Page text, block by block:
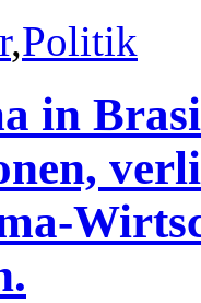
,Politik
in